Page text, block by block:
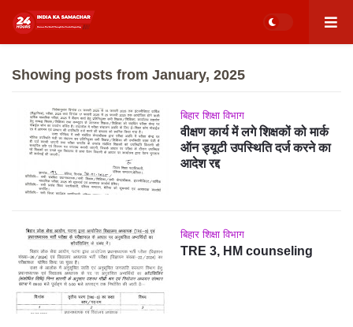
Showing posts from January, 2025
बिहार शिक्षा विभाग
वीक्षण कार्य में लगे शिक्षकों को मार्क
ऑन ड्यूटी उपस्थिति दर्ज करने का
आदेश रद्द
बिहार शिक्षा विभाग
TRE 3, HM counseling